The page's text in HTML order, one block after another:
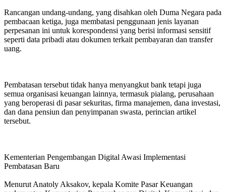
Rancangan undang-undang, yang disahkan oleh Duma Negara pada
pembacaan ketiga, juga membatasi penggunaan jenis layanan
perpesanan ini untuk korespondensi yang berisi informasi sensitif
seperti data pribadi atau dokumen terkait pembayaran dan transfer
uang.
Pembatasan tersebut tidak hanya menyangkut bank tetapi juga
semua organisasi keuangan lainnya, termasuk pialang, perusahaan
yang beroperasi di pasar sekuritas, firma manajemen, dana investasi,
dan dana pensiun dan penyimpanan swasta, perincian artikel
tersebut.
Kementerian Pengembangan Digital Awasi Implementasi
Pembatasan Baru
Menurut Anatoly Aksakov, kepala Komite Pasar Keuangan